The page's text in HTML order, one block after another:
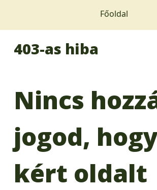
Főoldal
403-as hiba
Nincs
jogod,
kért oldalt